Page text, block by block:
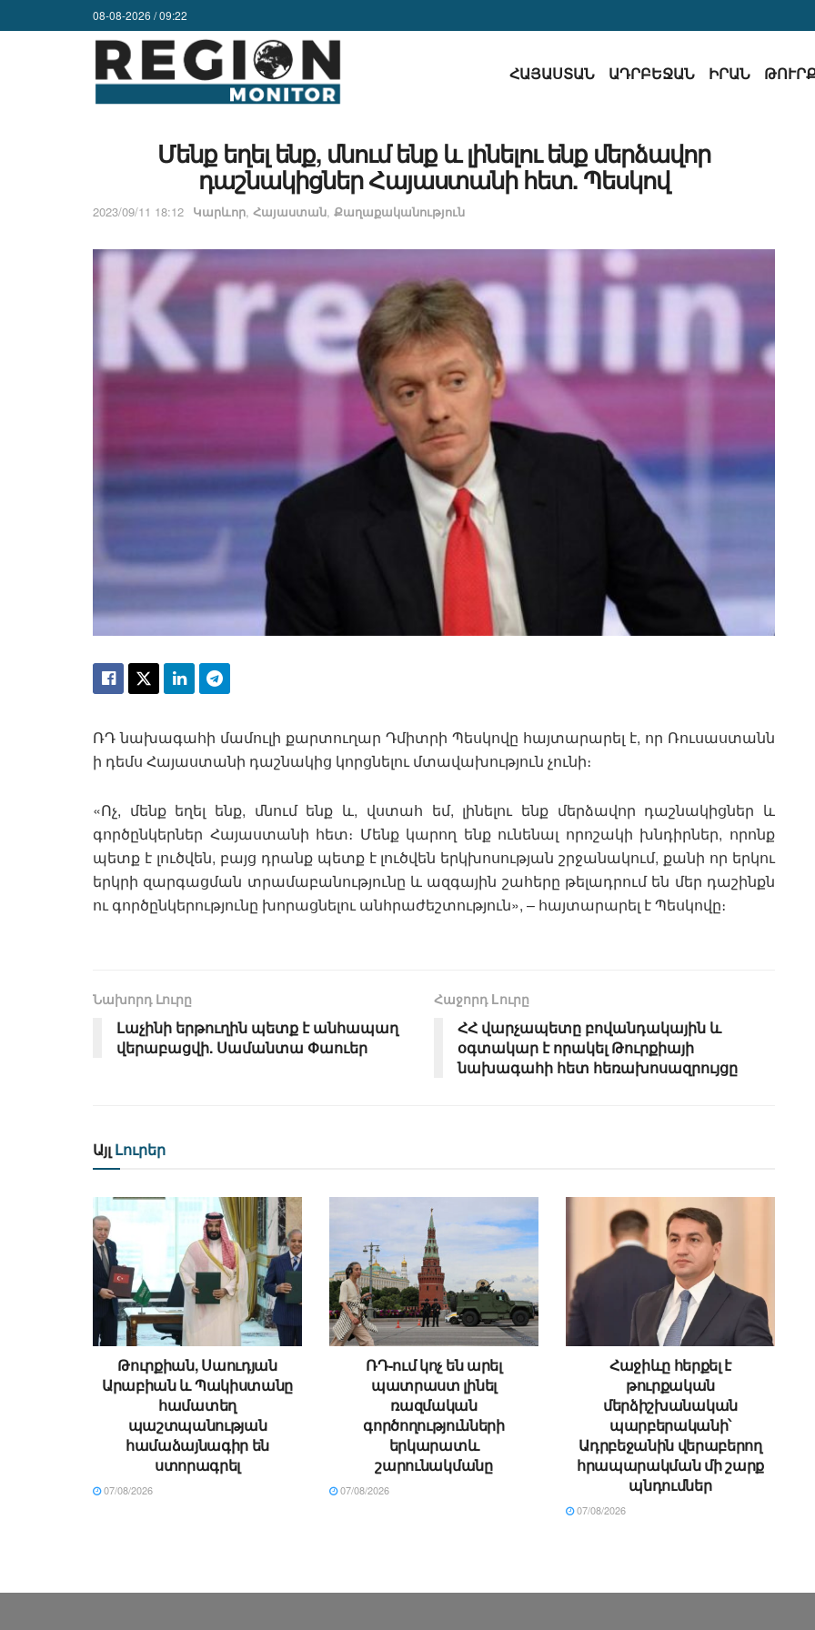
08-08-2026 / 09:22
ՀԱՅԱՍՏԱՆ ԱԴՐԲԵՋԱՆ ԻՐԱՆ
Մենք եղել ենք, մնում ենք և լինելու ենք մերձավոր
դաշնակիցներ Հայաստանի հետ. Պեսկով
2023/09/11 18:12 Կարևոր, Հայաստան, Քաղաքականություն
ՌԴ նախագահի մամուլի քարտուղար Դմիտրի Պեսկովը հայտարարել է, որ Ռուսաստանն
ի դեմս Հայաստանի դաշնակից կորցնելու մտավախություն չունի։
«Ոչ, մենք եղել ենք, մնում ենք և, վստահ եմ, լինելու ենք մերձավոր դաշնակիցներ և
գործընկերներ Հայաստանի հետ։ Մենք կարող ենք ունենալ որոշակի խնդիրներ, որոնք
պետք է լուծվեն, բայց դրանք պետք է լուծվեն երկխոսության շրջանակում, քանի որ երկու
երկրի զարգացման տրամաբանությունը և ազգային շահերը թելադրում են մեր դաշինքն
ու գործընկերությունը խորացնելու անհրաժեշտություն», – հայտարարել է Պեսկովը։
Նախորդ Լուրը
Լաչինի երթուղին պետք է անհապաղ
վերաբացվի. Սամանտա Փաուեր
Հաջորդ Lուրը
ՀՀ վարչապետը բովանդակային և
օգտակար է որակել Թուրքիայի
նախագահի հետ հեռախոսազրույցը
Այլ Լուրեր
Թուրքիան, Սաուդյան
Արաբիան և Պակիստանը
համատեղ
պաշտպանության
համաձայնագիր են
ստորագրել
07/08/2026
ՌԴ-ում կոչ են արել
պատրաստ լինել
ռազմական
գործողությունների
երկարատև
շարունակմանը
07/08/2026
Հաջիևը հերքել է
թուրքական
մերձիշխանական
պարբերականի՝
Ադրբեջանին վերաբերող
հրապարակման մի շարք
պնդումներ
07/08/2026